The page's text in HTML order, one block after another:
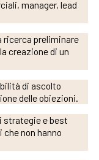
manager, lead
ricerca preliminare
creazione di un
di ascolto
delle obiezioni.
strategie e best
non hanno